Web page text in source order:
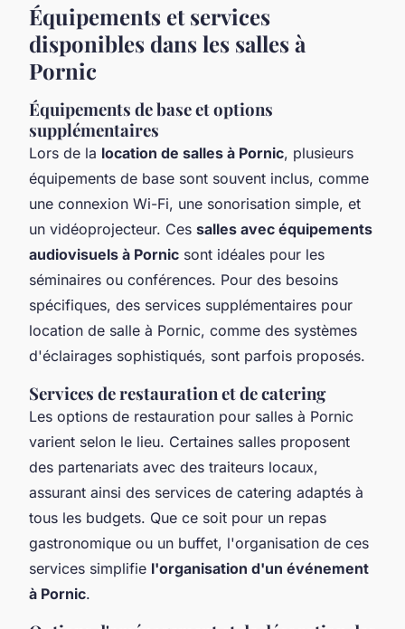
Équipements et services
disponibles dans les salles à
Pornic
Équipements de base et options
supplémentaires
Lors de la location de salles à Pornic, plusieurs
équipements de base sont souvent inclus, comme
une connexion Wi-Fi, une sonorisation simple, et
un vidéoprojecteur. Ces salles avec équipements
audiovisuels à Pornic sont idéales pour les
séminaires ou conférences. Pour des besoins
spécifiques, des services supplémentaires pour
location de salle à Pornic, comme des systèmes
d'éclairages sophistiqués, sont parfois proposés.
Services de restauration et de catering
Les options de restauration pour salles à Pornic
varient selon le lieu. Certaines salles proposent
des partenariats avec des traiteurs locaux,
assurant ainsi des services de catering adaptés à
tous les budgets. Que ce soit pour un repas
gastronomique ou un buffet, l'organisation de ces
services simplifie l'organisation d'un événement
à Pornic.